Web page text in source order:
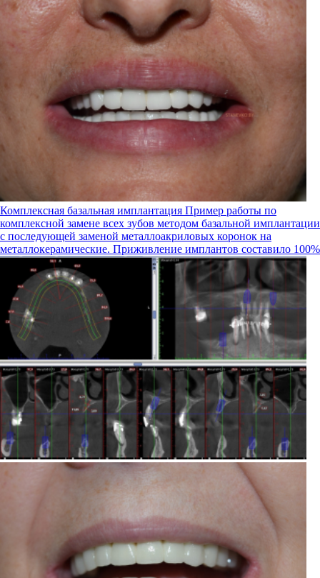
Комплексная базальная имплантация Пример работы по
комплексной замене всех зубов методом базальной имплантации
с последующей заменой металлоакриловых коронок на
металлокерамические. Приживление имплантов составило 100%